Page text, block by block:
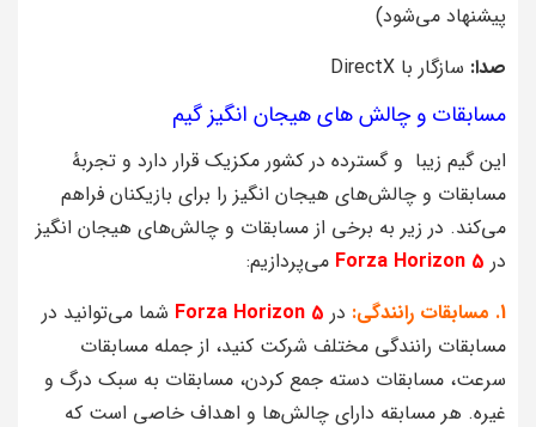
پیشنهاد می‌شود)
صدا: سازگار با DirectX
مسابقات و چالش های هیجان انگیز گیم
این گیم زیبا و گسترده‌ در کشور مکزیک قرار دارد و تجربهٔ
مسابقات و چالش‌های هیجان انگیز را برای بازیکنان فراهم
می‌کند. در زیر به برخی از مسابقات و چالش‌های هیجان انگیز
در Forza Horizon 5 می‌پردازیم:
1. مسابقات رانندگی:
در Forza Horizon 5 شما می‌توانید در
مسابقات رانندگی مختلف شرکت کنید، از جمله مسابقات
سرعت، مسابقات دسته جمع کردن، مسابقات به سبک درگ و
غیره. هر مسابقه دارای چالش‌ها و اهداف خاصی است که